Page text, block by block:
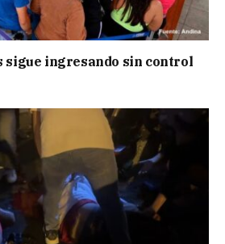
sigue ingresando sin control